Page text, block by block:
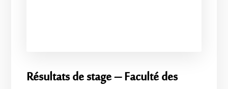
Résultats de stage – Faculté des